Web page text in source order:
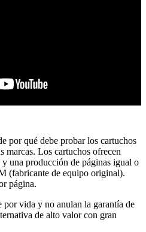
por qué debe probar los cartuchos
marcas. Los cartuchos ofrecen
una producción de páginas igual o
(fabricante de equipo original).
página.
vida y no anulan la garantía de
de alto valor con gran